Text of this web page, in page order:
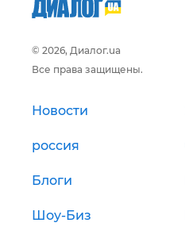
© 2026, Диалог.ua
Все права защищены.
Новости
россия
Блоги
Шоу-Биз